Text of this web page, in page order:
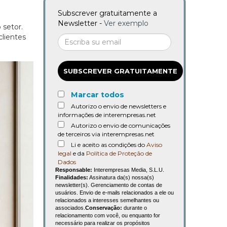
setor.
Subscrever gratuitamente a
Newsletter - Ver exemplo
SUBSCREVER GRATUITAMENTE
Marcar todos
Autorizo o envio de newsletters e
informações de interempresas.net
Autorizo o envio de comunicações
de terceiros via interempresas.net
Li e aceito as condições do Aviso
legal e da Política de Proteção de
Dados
Responsable: Interempresas Media, S.L.U.
Finalidades: Assinatura da(s) nossa(s)
newsletter(s). Gerenciamento de contas de
usuários. Envio de e-mails relacionados a ele ou
relacionados a interesses semelhantes ou
associados. Conservação: durante o
relacionamento com você, ou enquanto for
necessário para realizar os propósitos